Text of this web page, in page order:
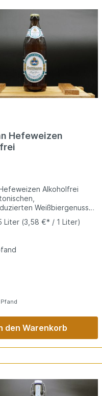
Hefeweizen
Alkoholfrei
Weißbiergenuss
Malz-Hefe-Aroma,
Liter (3,58 €* / 1 Liter)
den Warenkorb